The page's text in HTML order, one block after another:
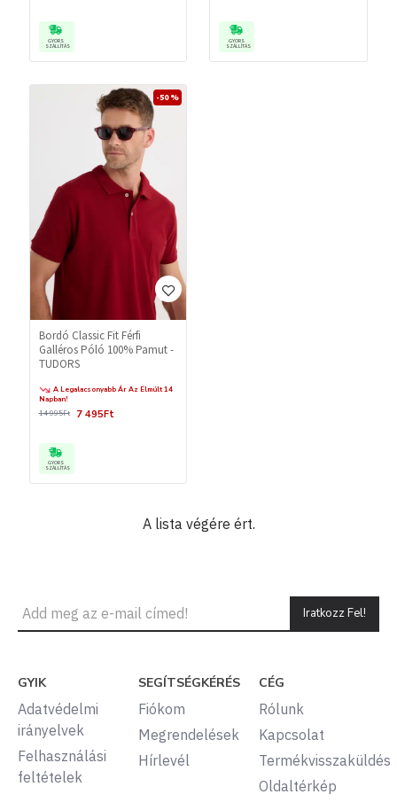
GYORS
SZÁLLÍTÁS
GYORS
SZÁLLÍTÁS
-50 %
Bordó Classic Fit Férfi
Galléros Póló 100% Pamut -
TUDORS
A Legalacsonyabb Ár Az Elmúlt 14
Napban!
7 495Ft
14 995Ft
GYORS
SZÁLLÍTÁS
A lista végére ért.
Iratkozz Fel!
GYIK
Adatvédelmi
irányelvek
Felhasználási
feltételek
SEGÍTSÉGKÉRÉS
Fiókom
Megrendelések
Hírlevél
CÉG
Rólunk
Kapcsolat
Termékvisszaküldés
Oldaltérkép